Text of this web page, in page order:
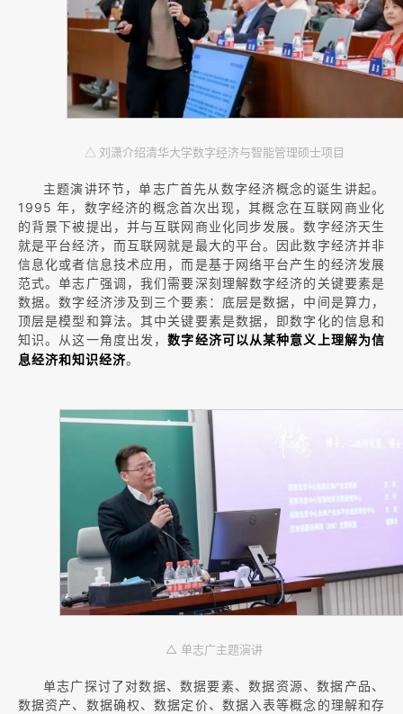
△ 刘潇介绍清华大学数字经济与智能管理硕士项目
主题演讲环节，单志广首先从数字经济概念的诞生讲起。
1995 年，数字经济的概念首次出现，其概念在互联网商业化
的背景下被提出，并与互联网商业化同步发展。数字经济天生
就是平台经济，而互联网就是最大的平台。因此数字经济并非
信息化或者信息技术应用，而是基于网络平台产生的经济发展
范式。单志广强调，我们需要深刻理解数字经济的关键要素是
数据。数字经济涉及到三个要素：底层是数据，中间是算力，
顶层是模型和算法。其中关键要素是数据，即数字化的信息和
知识。从这一角度出发，数字经济可以从某种意义上理解为信
息经济和知识经济。
△ 单志广主题演讲
单志广探讨了对数据、数据要素、数据资源、数据产品、
数据资产、数据确权、数据定价、数据入表等概念的理解和存